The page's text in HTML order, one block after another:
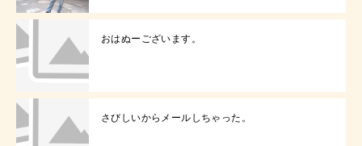
おはぬーございます。
さびしいからメールしちゃった。